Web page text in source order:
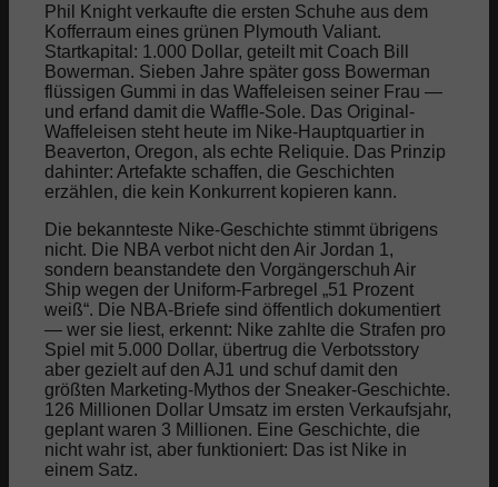
Phil Knight verkaufte die ersten Schuhe aus dem
Kofferraum eines grünen Plymouth Valiant.
Startkapital: 1.000 Dollar, geteilt mit Coach Bill
Bowerman. Sieben Jahre später goss Bowerman
flüssigen Gummi in das Waffeleisen seiner Frau —
und erfand damit die Waffle-Sole. Das Original-
Waffeleisen steht heute im Nike-Hauptquartier in
Beaverton, Oregon, als echte Reliquie. Das Prinzip
dahinter: Artefakte schaffen, die Geschichten
erzählen, die kein Konkurrent kopieren kann.
Die bekannteste Nike-Geschichte stimmt übrigens
nicht. Die NBA verbot nicht den Air Jordan 1,
sondern beanstandete den Vorgängerschuh Air
Ship wegen der Uniform-Farbregel „51 Prozent
weiß“. Die NBA-Briefe sind öffentlich dokumentiert
— wer sie liest, erkennt: Nike zahlte die Strafen pro
Spiel mit 5.000 Dollar, übertrug die Verbotsstory
aber gezielt auf den AJ1 und schuf damit den
größten Marketing-Mythos der Sneaker-Geschichte.
126 Millionen Dollar Umsatz im ersten Verkaufsjahr,
geplant waren 3 Millionen. Eine Geschichte, die
nicht wahr ist, aber funktioniert: Das ist Nike in
einem Satz.